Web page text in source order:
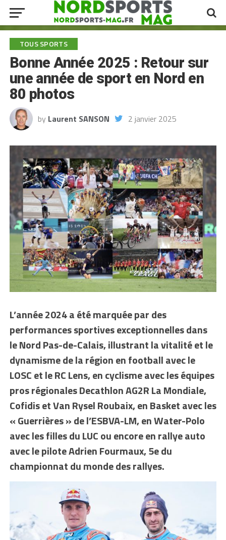
TOUS SPORTS
Bonne Année 2025 : Retour sur
une année de sport en Nord en
80 photos
by Laurent SANSON 2 janvier 2025
L’année 2024 a été marquée par des
performances sportives exceptionnelles dans
le Nord Pas-de-Calais, illustrant la vitalité et le
dynamisme de la région en football avec le
LOSC et le RC Lens, en cyclisme avec les équipes
pros régionales Decathlon AG2R La Mondiale,
Cofidis et Van Rysel Roubaix, en Basket avec les
« Guerrières » de l’ESBVA-LM, en Water-Polo
avec les filles du LUC ou encore en rallye auto
avec le pilote Adrien Fourmaux, 5e du
championnat du monde des rallyes.